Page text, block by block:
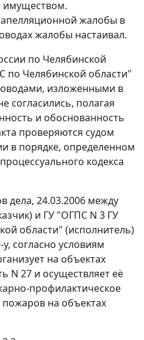
имуществом.
жалобы в
жалобы настаивал.
по Челябинской
по Челябинской области"
изложенными в
согласились, полагая
и обоснованность
проверяются судом
в порядке, определенном
кодекса
дела, 24.03.2006 между
и ГУ "ОГПС N 3 ГУ
области" (исполнитель)
согласно условиям
на объектах
N 27 и осуществляет её
профилактическое
на объектах